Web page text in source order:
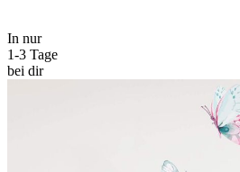
In nur
1-3 Tage
bei dir